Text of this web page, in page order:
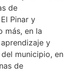
de
Pinar y
más, en la
y
municipio, en
de